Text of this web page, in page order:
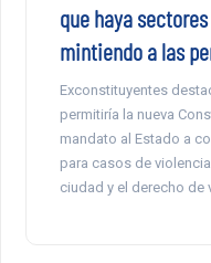
que haya
mintiendo a las
Exconstituyentes
permitiría la nueva
mandato al Estado a
para casos de
ciudad y el derecho de